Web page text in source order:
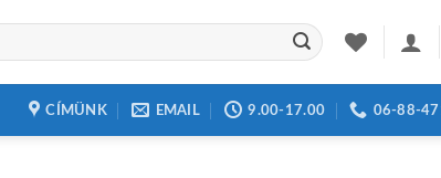
CÍMÜNK EMAIL 9.00-17.00 06-88-